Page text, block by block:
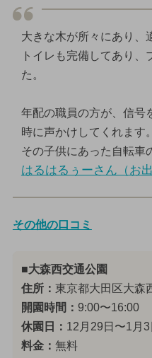
大きな木が所々にあり、
トイレも完備してあり、
た。
年配の職員の方が、信号
時に声かけしてくれます。
その子供にあった自転車
はるはるぅーさん（お
その他の口コミ
■大森西交通公園
住所： 東京都大田区大森
開園時間： 9:00〜16:00
休園日： 12月29日〜1月3
料金： 無料